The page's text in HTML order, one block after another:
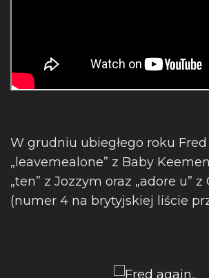
W grudniu ubiegłego roku Fred
„leavemealone” z Baby
„ten” z Jozzym oraz „adore u”
(numer 4 na brytyjskiej liście